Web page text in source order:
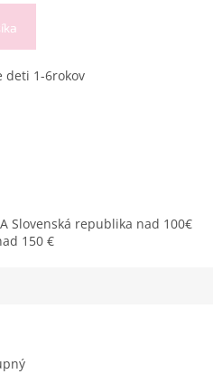
deti 1-6rokov
Slovenská republika nad 100€
150 €